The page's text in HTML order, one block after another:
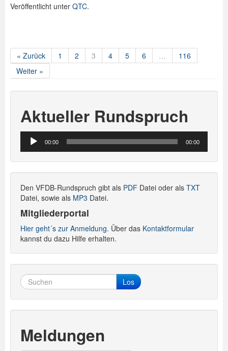
Veröffentlicht unter QTC.
« Zurück 1 2 3 4 5 6 …
116
Weiter »
Aktueller Rundspruch
Audio-
Player
00:00 00:00
Den VFDB-Rundspruch gibt als PDF Datei oder als TXT
Datei, sowie als MP3 Datei.
Mitgliederportal
Hier geht´s zur Anmeldung. Über das Kontaktformular
kannst du dazu Hilfe erhalten.
Los
Meldungen